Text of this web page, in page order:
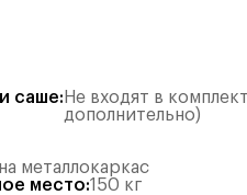
саше: Не входят в
дополнительно)
металлокаркас
место:150 кг